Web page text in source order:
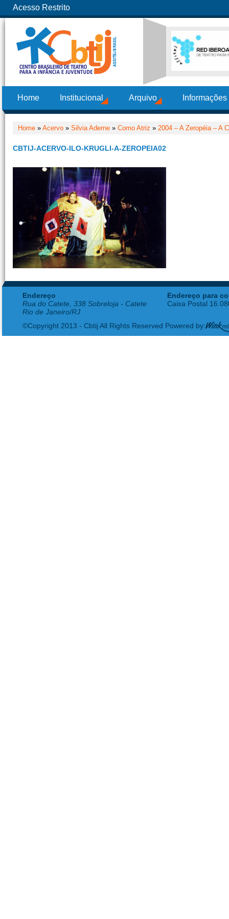
Acesso Restrito
Home Institucional Arquivo
Home » Acervo » Silvia Aderne » Como Atriz » 2004 – A Zeropéia – A
CBTIJ-ACERVO-ILO-KRUGLI-A-ZEROPEIA02
Endereço
Rua do Catete, 338 Sobreloja - Catete
Rio de Janeiro/RJ
Endereço para
Caixa Postal
©Copyright 2013 - Cbtij All Rights Reserved Powered by: